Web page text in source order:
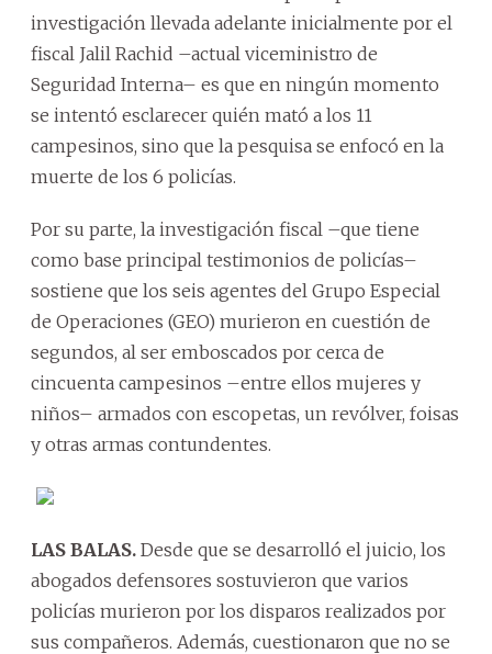
investigación llevada adelante inicialmente por el
fiscal Jalil Rachid –actual viceministro de
Seguridad Interna– es que en ningún momento
se intentó esclarecer quién mató a los 11
campesinos, sino que la pesquisa se enfocó en la
muerte de los 6 policías.
Por su parte, la investigación fiscal –que tiene
como base principal testimonios de policías–
sostiene que los seis agentes del Grupo Especial
de Operaciones (GEO) murieron en cuestión de
segundos, al ser emboscados por cerca de
cincuenta campesinos –entre ellos mujeres y
niños– armados con escopetas, un revólver, foisas
y otras armas contundentes.
LAS BALAS. Desde que se desarrolló el juicio, los
abogados defensores sostuvieron que varios
policías murieron por los disparos realizados por
sus compañeros. Además, cuestionaron que no se